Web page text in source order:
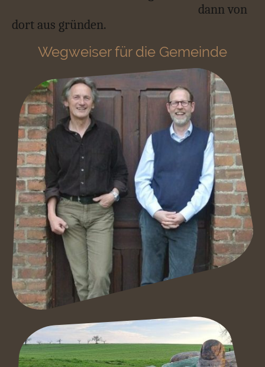
dann von
dort aus gründen.
Wegweiser für die Gemeinde